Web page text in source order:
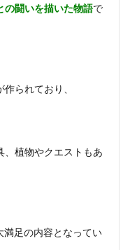
の闘いを描いた物語で
られており、
、植物やクエストもあ
満足の内容となってい